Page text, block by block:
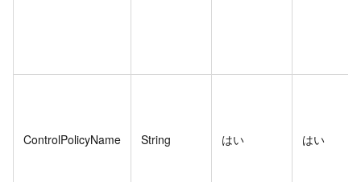
ControlPolicyName String はい はい